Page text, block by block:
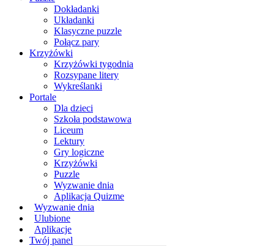
Dokładanki
Układanki
Klasyczne puzzle
Połącz pary
Krzyżówki
Krzyżówki tygodnia
Rozsypane litery
Wykreślanki
Portale
Dla dzieci
Szkoła podstawowa
Liceum
Lektury
Gry logiczne
Krzyżówki
Puzzle
Wyzwanie dnia
Aplikacja Quizme
Wyzwanie dnia
Ulubione
Aplikacje
Twój panel